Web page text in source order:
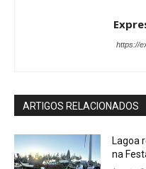
https://
ARTIGOS RELACIONADOS
Lagoa
na